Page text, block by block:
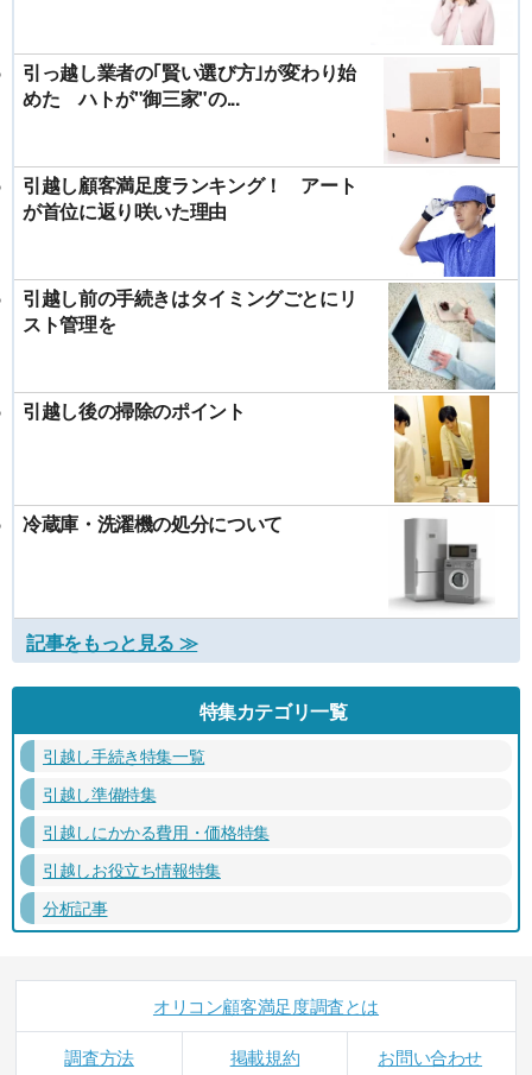
引っ越し業者の｢賢い選び方｣が変わり始
めた ハトが"御三家"の...
引越し顧客満足度ランキング！ アート
が首位に返り咲いた理由
引越し前の手続きはタイミングごとにリ
スト管理を
引越し後の掃除のポイント
冷蔵庫・洗濯機の処分について
記事をもっと見る ≫
特集カテゴリ一覧
引越し手続き特集一覧
引越し準備特集
引越しにかかる費用・価格特集
引越しお役立ち情報特集
分析記事
オリコン顧客満足度調査とは
調査方法 掲載規約 お問い合わせ